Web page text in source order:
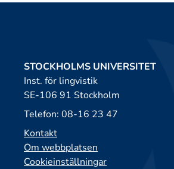
STOCKHOLMS UNIVERSITET
Inst. för lingvistik
SE-106 91 Stockholm
Telefon: 08-16 23 47
Kontakt
Om webbplatsen
Cookieinställningar